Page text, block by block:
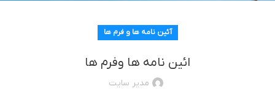
آئین نامه ها و فرم ها
ائین نامه ها وفرم ها
مدیر سایت